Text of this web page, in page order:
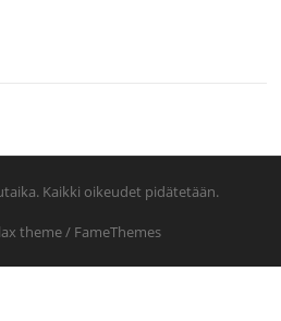
Kaikki oikeudet pidätetään.
theme/ FameThemes